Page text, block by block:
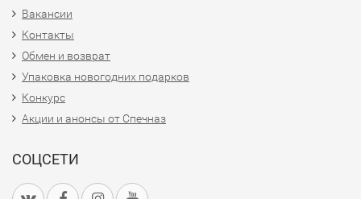
Вакансии
Контакты
Обмен и возврат
Упаковка новогодних подарков
Конкурс
Акции и анонсы от Спечназ
СОЦСЕТИ